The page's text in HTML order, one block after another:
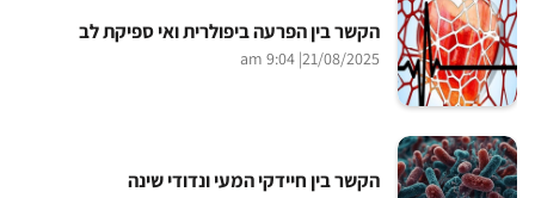
הקשר בין הפרעה ביפולרית ואי ספיקת לב
21/08/2025
| 9:04 am
הקשר בין חיידקי המעי ונדודי שינה